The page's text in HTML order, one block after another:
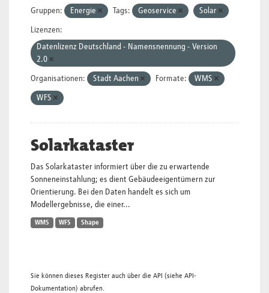
Gruppen: Energie Tags: Geoservice Solar
Lizenzen:
Datenlizenz Deutschland - Namensnennung - Version
2.0
Organisationen: Stadt Aachen Formate: WMS
WFS
Solarkataster
Das Solarkataster informiert über die zu erwartende
Sonneneinstahlung; es dient Gebäudeeigentümern zur
Orientierung. Bei den Daten handelt es sich um
Modellergebnisse, die einer...
WMS WFS Shape
Sie können dieses Register auch über die API (siehe API-
Dokumentation) abrufen.